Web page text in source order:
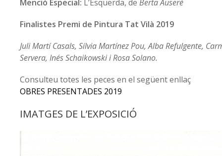
Menció Especial: L’Esquerda, de Berta Auseré
Finalistes Premi de Pintura Tat Vilà 2019
Juli Martí Casals, Sílvia Martínez Pou, Alba Refulgente,
Servera, Inés Schaikowski i Rosa Solano.
Consulteu totes les peces en el següent enllaç
OBRES PRESENTADES 2019
IMATGES DE L’EXPOSICIÓ